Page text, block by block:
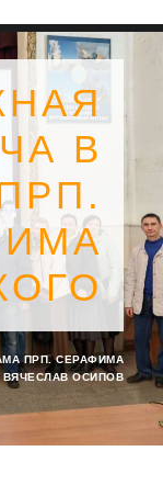
В
ПРП. СЕРАФИМА
ВЯЧЕСЛАВ ОСИПОВ